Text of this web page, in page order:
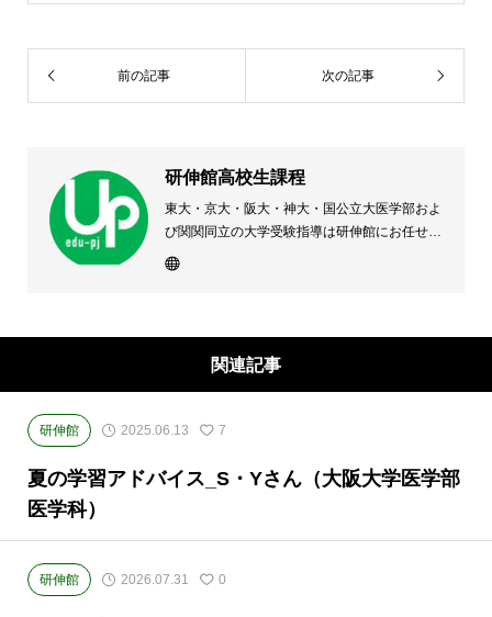
前の記事 次の記事
研伸館高校生課程
東大・京大・阪大・神大・国公立大医学部およ
び関関同立の大学受験指導は研伸館にお任せく
ださい。 大阪(上本町・天王寺・豊中)・兵庫
関連記事
研伸館 2025.06.13 7
夏の学習アドバイス_S・Yさん（大阪大学医学部
医学科）
研伸館 2026.07.31 0